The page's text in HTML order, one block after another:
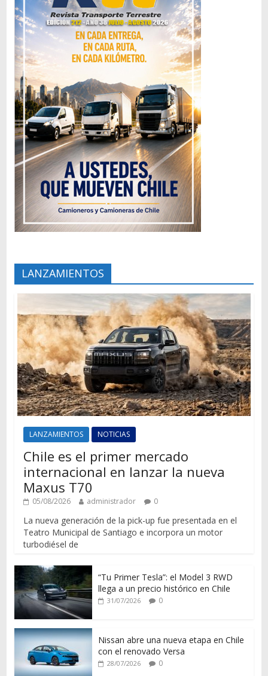
LANZAMIENTOS
LANZAMIENTOS NOTICIAS
Chile es el primer mercado
internacional en lanzar la nueva
Maxus T70
05/08/2026 administrador 0
La nueva generación de la pick-up fue presentada en el
Teatro Municipal de Santiago e incorpora un motor
turbodiésel de
“Tu Primer Tesla”: el Model 3 RWD
llega a un precio histórico en Chile
31/07/2026 0
Nissan abre una nueva etapa en Chile
con el renovado Versa
28/07/2026 0